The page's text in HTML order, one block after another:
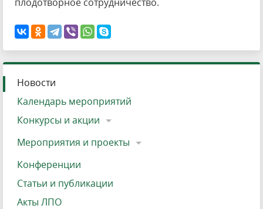
Новости
Календарь мероприятий
Конкурсы и акции
Мероприятия и проекты
Конференции
Статьи и публикации
Акты ЛПО